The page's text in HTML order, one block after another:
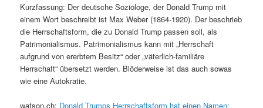
Kurzfassung: Der deutsche Soziologe, der Donald Trump mit
einem Wort beschreibt ist Max Weber (1864-1920). Der beschrieb
die Herrschaftsform, die zu Donald Trump passen soll, als
Patrimonialismus. Patrimonialismus kann mit „Herrschaft
aufgrund von ererbtem Besitz“ oder „väterlich-familiäre
Herrschaft“ übersetzt werden. Blöderweise ist das auch sowas
wie eine Autokratie.
watson.ch: Donald Trumps Herrschaftsform hat einen Namen: